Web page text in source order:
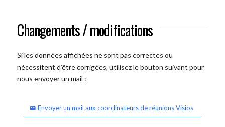
Changements / modifications
Si les données affichées ne sont pas correctes ou
nécessitent d'être corrigées, utilisez le bouton suivant pour
nous envoyer un mail :
Envoyer un mail aux coordinateurs de réunions Visios